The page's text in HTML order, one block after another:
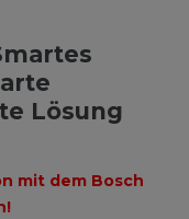
Lösung
mit dem Bosch